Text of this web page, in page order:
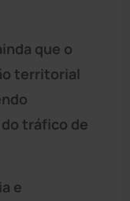
que o
territorial
tráfico de
e